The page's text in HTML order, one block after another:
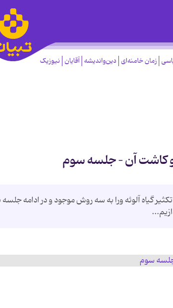
زمان خامنه‌ای دین‌واندیشه آقایان نیوزیک
و کاشت آن – جلسه سوم
گیاه آلوئه ورا به سه روش موجود و در ادامه